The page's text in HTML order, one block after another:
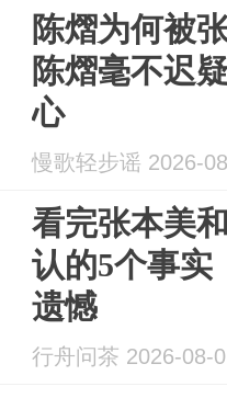
陈熠为何被
陈熠毫不迟
心
慢歌轻步谣 2026-
看完张本美
认的5个事实
遗憾
行舟问茶 2026-08-